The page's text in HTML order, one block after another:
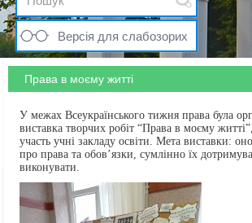
Версія для слабозорих
Права в моєму житті
У межах Всеукраїнського тижня права була
виставка творчих робіт “Права в моєму
участь учні закладу освіти. Мета виставки:
про права та обов’язки, сумлінно їх
виконувати.